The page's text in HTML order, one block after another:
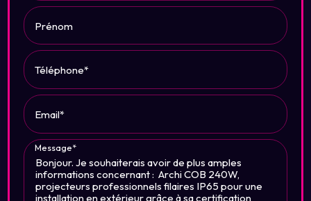
Prénom
Téléphone*
Email*
Message*